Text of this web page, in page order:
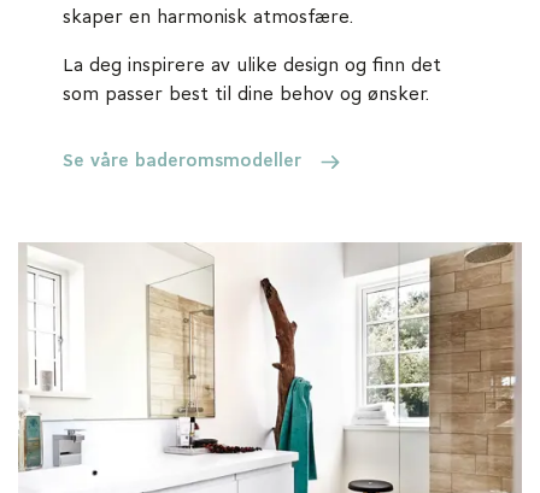
skaper en harmonisk atmosfære.
La deg inspirere av ulike design og finn det
som passer best til dine behov og ønsker.
Se våre baderomsmodeller